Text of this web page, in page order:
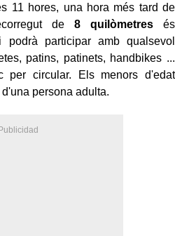
11 hores, una hora més tard de
de 8 quilòmetres és
participar amb qualsevol
patins, patinets, handbikes ...
per circular. Els menors d'edat
persona adulta.